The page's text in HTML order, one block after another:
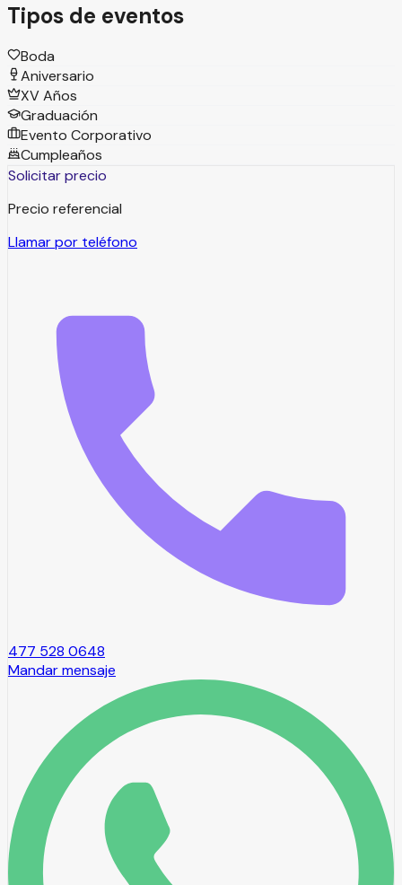
Tipos de eventos
Boda
Aniversario
XV Años
Graduación
Evento Corporativo
Cumpleaños
Solicitar precio
Precio referencial
Llamar por teléfono
477 528 0648
Mandar mensaje